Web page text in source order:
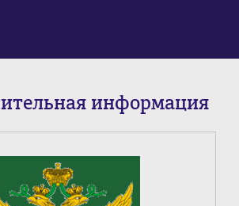
информация